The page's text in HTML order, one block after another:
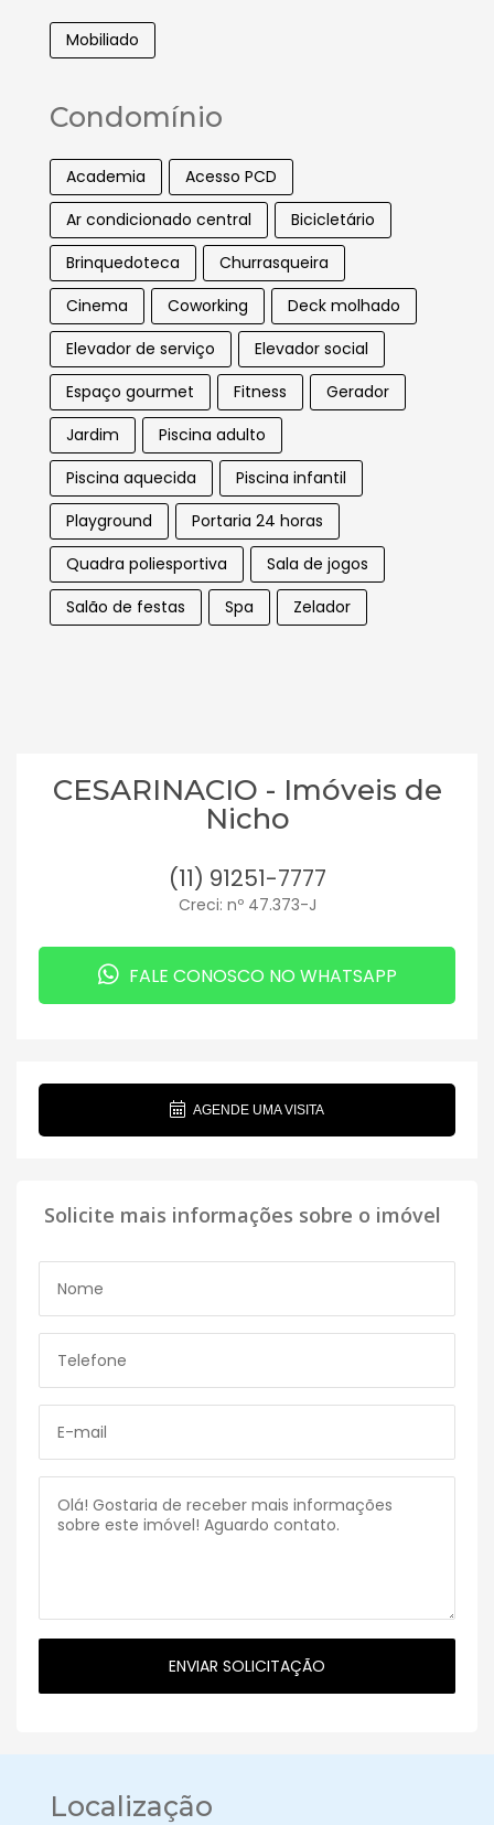
Mobiliado
Condomínio
Academia
Acesso PCD
Ar condicionado central
Bicicletário
Brinquedoteca
Churrasqueira
Cinema
Coworking
Deck molhado
Elevador de serviço
Elevador social
Espaço gourmet
Fitness
Gerador
Jardim
Piscina adulto
Piscina aquecida
Piscina infantil
Playground
Portaria 24 horas
Quadra poliesportiva
Sala de jogos
Salão de festas
Spa Zelador
CESARINACIO - Imóveis de
Nicho
(11) 91251-7777
Creci: nº 47.373-J
FALE CONOSCO NO WHATSAPP
AGENDE UMA VISITA
Solicite mais informações sobre o imóvel
Localização